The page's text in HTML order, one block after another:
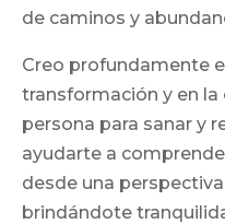
de caminos y
Creo profundamente
transformación y en
persona para sanar y
ayudarte a
desde una
brindándote